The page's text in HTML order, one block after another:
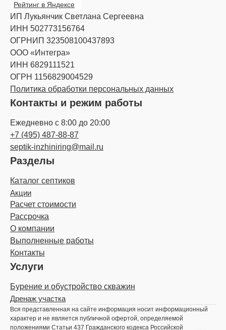
Рейтинг в Яндексе
ИП Лукьянчик Светлана Сергеевна
ИНН 502773156764
ОГРНИП 323508100437893
ООО «Интегра»
ИНН 6829111521
ОГРН 1156829004529
Политика обработки персональных данных
Контакты и режим работы
Ежедневно с 8:00 до 20:00
+7 (495) 487-88-87
septik-inzhiniring@mail.ru
Разделы
Каталог септиков
Акции
Расчет стоимости
Рассрочка
О компании
Выполненные работы
Контакты
Услуги
Бурение и обустройство скважин
Дренаж участка
Вся представленная на сайте информация носит информационный
характер и не является публичной офертой, определяемой
положениями Статьи 437 Гражданского кодекса Российской